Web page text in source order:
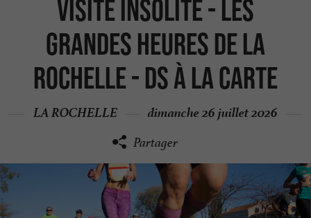
Visite insolite - Les
grandes heures de La
Rochelle - DS à la Carte
LA ROCHELLE dimanche 26 juillet 2026
Partager